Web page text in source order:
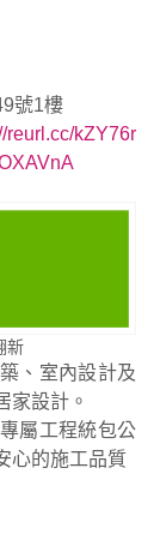
號1樓
reurl.cc/kZY76r
新
、室內設計及
家設計。
屬工程統包公
心的施工品質